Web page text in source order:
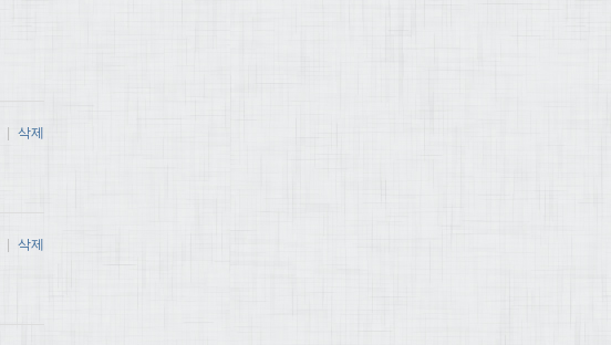
| 삭제
| 삭제